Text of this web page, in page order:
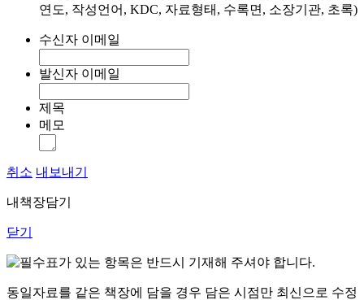
연도, 작성언어, KDC, 자료형태, 수록면, 소장기관, 초록)
수신자 이메일
발신자 이메일
제목
메모
취소 내보내기
내책장담기
닫기
표가 있는 항목은 반드시 기재해 주셔야 합니다.
동일자료를 같은 책장에 담을 경우 담은 시점만 최신으로 수정